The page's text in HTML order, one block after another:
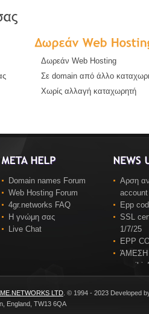
Δωρεάν Web Hosting
Σε domain από άλλο
Χωρίς αλλαγή καταχωρητή
Domain names Forum
Web Hosting Forum
4gr.networks FAQ
Η γνώμη σας
Live Chat
Αρση
Epp
SSL
1/7/25
EPP
ΆΜΕΣΗ
email
LTD . © 1994 - 2023 Developed
England, TW13 6QA